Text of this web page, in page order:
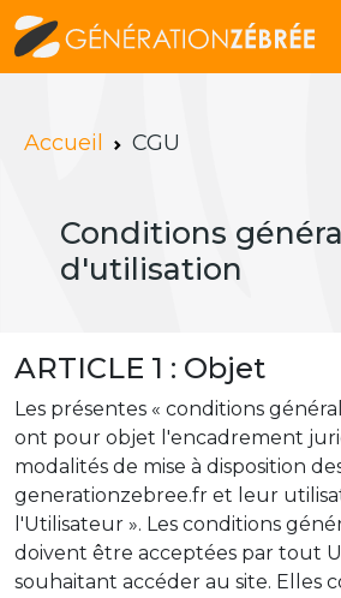
Accueil CGU
Conditions
d'utilisation
ARTICLE 1 : Objet
Les présentes « conditions
ont pour objet l'encadrement
modalités de mise à disposition
generationzebree.fr et leur
l'Utilisateur ». Les conditions
doivent être acceptées par tout
souhaitant accéder au site. Elles